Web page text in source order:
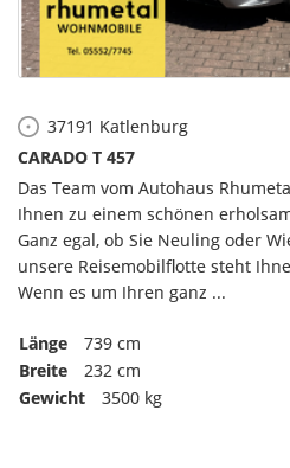
37191 Katlenburg
CARADO T 457
Das Team vom Autohaus
Ihnen zu einem schönen
Ganz egal, ob Sie Neuling oder
unsere Reisemobilflotte steht
Wenn es um Ihren ganz ...
Länge
739 cm
Breite
232 cm
Gewicht
3500 kg